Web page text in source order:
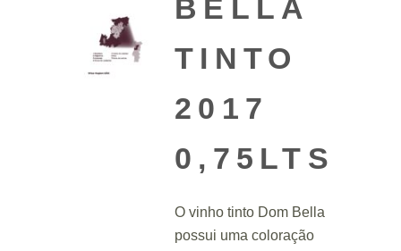
BELLA
TINTO
2017
0,75LTS
O vinho tinto Dom Bella
possui uma coloração